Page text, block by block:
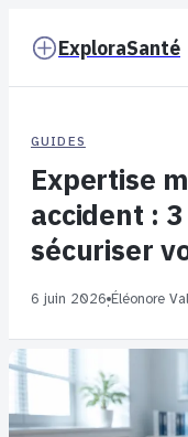
ExploraSanté
GUIDES
Expertise
accident :
sécuriser
6 juin 2026·Éléonore